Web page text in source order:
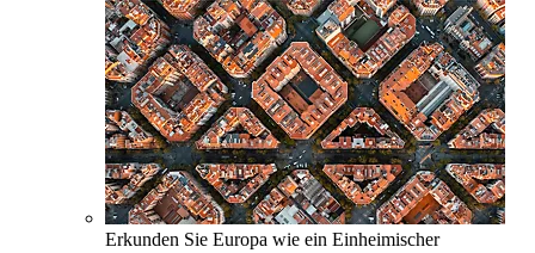
Erkunden Sie Europa wie ein Einheimischer